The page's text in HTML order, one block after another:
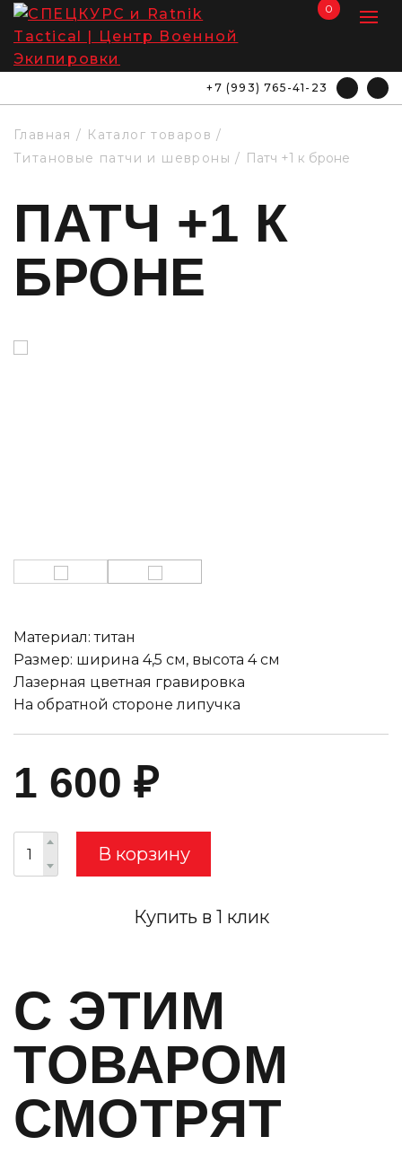
+7 (993) 765-41-23
0
Главная
Каталог товаров
Титановые патчи и шевроны
Патч +1 к броне
ПАТЧ +1 К
БРОНЕ
Материал: титан
Размер: ширина 4,5 см, высота 4 см
Лазерная цветная гравировка
На обратной стороне липучка
1 600 ₽
В корзину
Купить в 1 клик
C ЭТИМ
ТОВАРОМ
СМОТРЯТ